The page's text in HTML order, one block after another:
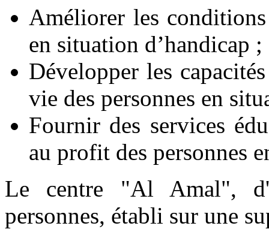
Améliorer les
en situation d’handicap ;
Développer les
vie des personnes en
Fournir des services
au profit des personnes
Le centre "Al Amal",
personnes, établi sur une